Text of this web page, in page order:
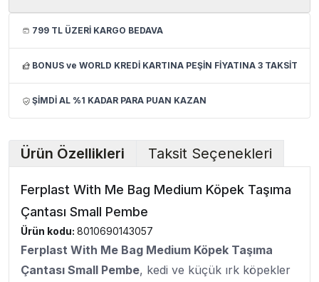
799 TL ÜZERİ KARGO BEDAVA
BONUS ve WORLD KREDİ KARTINA PEŞİN FİYATINA 3 TAKSİT
ŞİMDİ AL %1 KADAR PARA PUAN KAZAN
Ürün Özellikleri Taksit Seçenekleri
Ferplast With Me Bag Medium Köpek Taşıma
Çantası Small Pembe
Ürün kodu: 8010690143057
Ferplast With Me Bag Medium Köpek Taşıma
Çantası Small Pembe, kedi ve küçük ırk köpekler